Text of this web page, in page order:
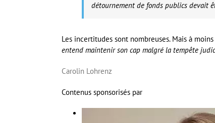
détournement de fonds publics devait
Les incertitudes sont nombreuses. Mais à
entend maintenir son cap malgré la tempête
Carolin Lohrenz
Contenus sponsorisés par